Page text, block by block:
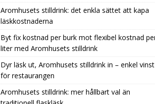
Aromhusets stilldrink: det enkla sättet att kapa
läskkostnaderna
Byt fix kostnad per burk mot flexibel kostnad
liter med Aromhusets stilldrink
Dyr läsk ut, Aromhusets stilldrink in – enkel vinst
för restaurangen
Aromhusets stilldrink: mer hållbart val än